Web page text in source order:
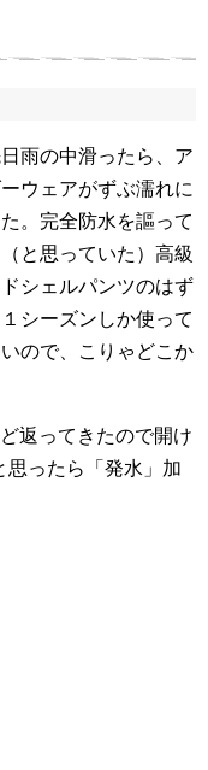
雨の中滑ったら、ア
ウェアがずぶ濡れに
。完全防水を謳って
と思っていた）高級
シェルパンツのはず
シーズンしか使って
ので、こりゃどこか
返ってきたので開け
思ったら「発水」加